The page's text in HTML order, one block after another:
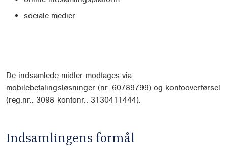
sociale medier
De indsamlede midler modtages via
mobilebetalingsløsninger (nr. 60789799) og kontooverførsel
(reg.nr.: 3098 kontonr.: 3130411444).
Indsamlingens formål